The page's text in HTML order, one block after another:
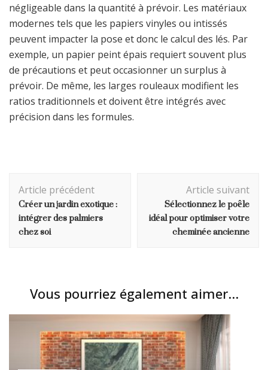
négligeable dans la quantité à prévoir. Les matériaux
modernes tels que les papiers vinyles ou intissés
peuvent impacter la pose et donc le calcul des lés. Par
exemple, un papier peint épais requiert souvent plus
de précautions et peut occasionner un surplus à
prévoir. De même, les larges rouleaux modifient les
ratios traditionnels et doivent être intégrés avec
précision dans les formules.
d'article
Article précédent
Créer un jardin exotique :
intégrer des palmiers
chez soi
Article suivant
Sélectionnez le poêle
idéal pour optimiser votre
cheminée ancienne
Vous pourriez également aimer...